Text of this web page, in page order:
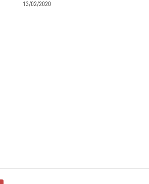
13/02/2020